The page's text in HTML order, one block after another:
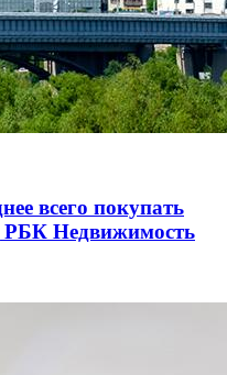
всего покупать
РБК Недвижимость